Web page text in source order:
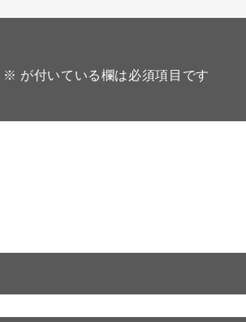
※ が付いている欄は必須項目です